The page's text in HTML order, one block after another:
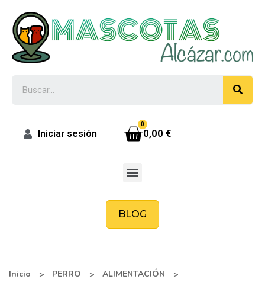
Iniciar sesión 0,00 €
BLOG
Inicio PERRO
ALIMENTACIÓN